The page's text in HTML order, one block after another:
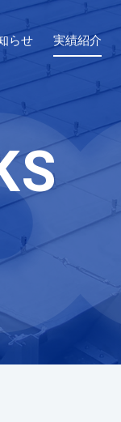
らせ 実績紹介